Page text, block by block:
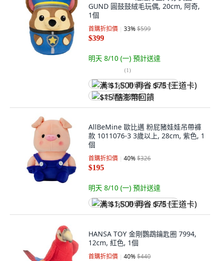
GUND 圓鼓鼓絨毛玩偶, 20cm, 阿奇,
1個
首購折扣價 33%$599
$399
明天 8/10 (一) 預計送達
(1)
满 $1,500 再省 $75 (王道卡)
$15 酷澎幣回饋
AllBeMine 歐比邁 粉屁豬娃娃吊帶褲
款 1011076-3 3歲以上, 28cm, 紫色, 1
個
首購折扣價 40%$326
$195
明天 8/10 (一) 預計送達
满 $1,500 再省 $75 (王道卡)
HANSA TOY 金剛鸚鵡鑰匙圈 7994,
12cm, 紅色, 1個
首購折扣價 40%$440